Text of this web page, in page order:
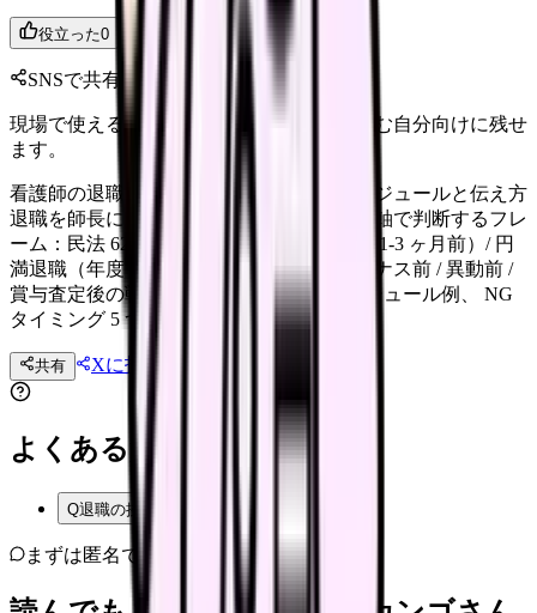
役立った0 参考になった 0
SNSで共有
現場で使えるポイントを、同僚やあとで読む自分向けに残せ
ます。
看護師の退職はいつ言う？円満退職のスケジュールと伝え方
退職を師長に伝えるベストタイミングを 3 軸で判断するフレ
ーム：民法 627 条（2 週間前）/ 就業規則（1-3 ヶ月前）/ 円
満退職（年度・賞与・繁忙期考慮）。ボーナス前 / 異動前 /
賞与査定後の戦略、伝えた後 30 日のスケジュール例、 NG
タイミング 5 つ。
共有 Xに投稿
よくある質問
Q退職の挨拶はどこまでする？
まずは匿名で整理